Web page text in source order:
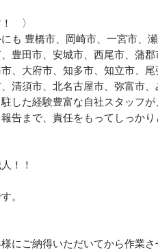
！ 〉
も 豊橋市、岡崎市、一宮市、
豊田市、安城市、西尾市、蒲
、大府市、知多市、知立市、
清須市、北名古屋市、弥富市
した経験豊富な自社スタッフ
告まで、責任をもってしっかり
！！
。
にご納得いただいてから作業さ